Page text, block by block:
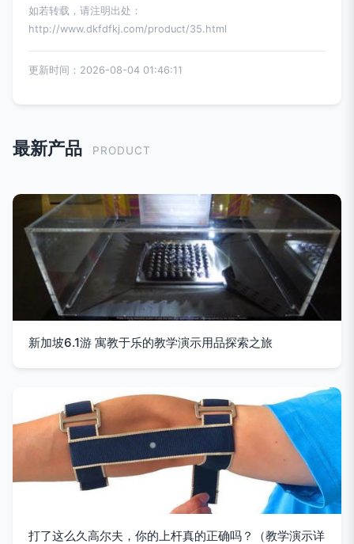
如若转载，请注明出处：
http://www.dkfdfkj.com/product/35.html
更新时间：2026-08-04 01:46:11
最新产品 PRODUCT
新加坡6.1游 寓教于乐的教学演示用品探索之旅
打了这么久高尔夫，你的上杆真的正确吗？（教学演示详